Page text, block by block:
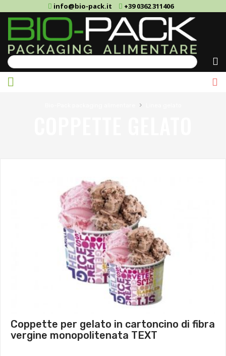
info@bio-pack.it +39 0362 311406
›
Coppette per gelato in cartoncino di fibra
vergine monopolitenata TEXT